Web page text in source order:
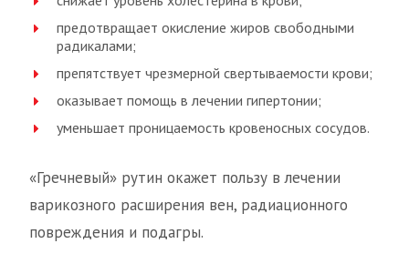
предотвращает окисление жиров свободными
радикалами;
препятствует чрезмерной свертываемости крови;
оказывает помощь в лечении гипертонии;
уменьшает проницаемость кровеносных сосудов.
«Гречневый» рутин окажет пользу в лечении
варикозного расширения вен, радиационного
повреждения и подагры.